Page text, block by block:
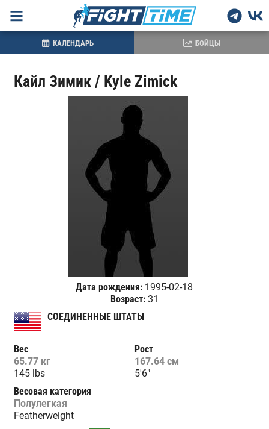
Кайл Зимик / Kyle Zimick
Дата рождения: 1995-02-18
Возраст:31
СОЕДИНЕННЫЕ ШТАТЫ
Вес
65.77 кг
145 lbs
Рост
167.64 см
5'6"
Весовая категория
Полулегкая
Featherweight
КАЛЕНДАРЬ БОЙЦЫ